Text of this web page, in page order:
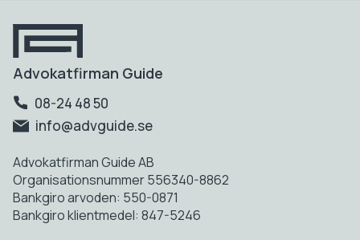
Advokatfirman Guide
08-24 48 50
info@advguide.se
Advokatfirman Guide AB
Organisationsnummer 556340-8862
Bankgiro arvoden: 550-0871
Bankgiro klientmedel: 847-5246